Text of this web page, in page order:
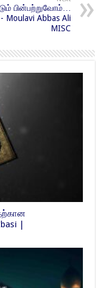
பின்பற்றுவோம்…
Abbas Ali
MISC
|